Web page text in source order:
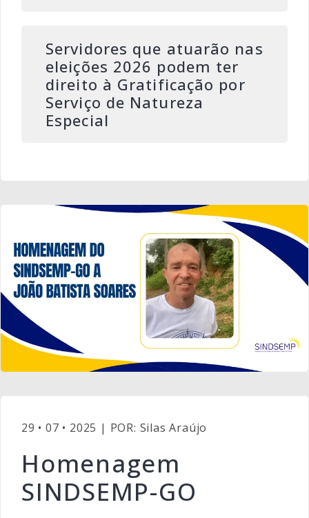
Servidores que atuarão nas
eleições 2026 podem ter
direito à Gratificação por
Serviço de Natureza
Especial
29 • 07 • 2025 | POR: Silas Araújo
Homenagem
SINDSEMP-GO